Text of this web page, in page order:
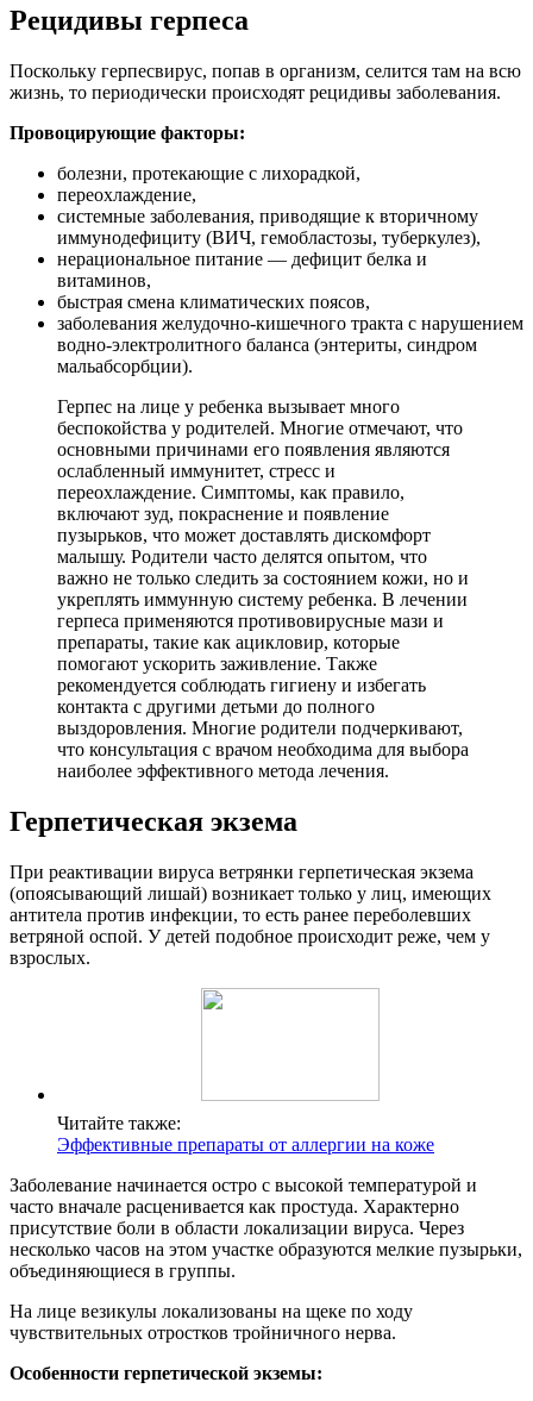
Рецидивы герпеса
Поскольку герпесвирус, попав в организм, селится там на всю
жизнь, то периодически происходят рецидивы заболевания.
Провоцирующие факторы:
болезни, протекающие с лихорадкой,
переохлаждение,
системные заболевания, приводящие к вторичному
иммунодефициту (ВИЧ, гемобластозы, туберкулез),
нерациональное питание — дефицит белка и
витаминов,
быстрая смена климатических поясов,
заболевания желудочно-кишечного тракта с нарушением
водно-электролитного баланса (энтериты, синдром
мальабсорбции).
Герпес на лице у ребенка вызывает много
беспокойства у родителей. Многие отмечают, что
основными причинами его появления являются
ослабленный иммунитет, стресс и
переохлаждение. Симптомы, как правило,
включают зуд, покраснение и появление
пузырьков, что может доставлять дискомфорт
малышу. Родители часто делятся опытом, что
важно не только следить за состоянием кожи, но и
укреплять иммунную систему ребенка. В лечении
герпеса применяются противовирусные мази и
препараты, такие как ацикловир, которые
помогают ускорить заживление. Также
рекомендуется соблюдать гигиену и избегать
контакта с другими детьми до полного
выздоровления. Многие родители подчеркивают,
что консультация с врачом необходима для выбора
наиболее эффективного метода лечения.
Герпетическая экзема
При реактивации вируса ветрянки герпетическая экзема
(опоясывающий лишай) возникает только у лиц, имеющих
антитела против инфекции, то есть ранее переболевших
ветряной оспой. У детей подобное происходит реже, чем у
взрослых.
Читайте также:
Эффективные препараты от аллергии на коже
Заболевание начинается остро с высокой температурой и
часто вначале расценивается как простуда. Характерно
присутствие боли в области локализации вируса. Через
несколько часов на этом участке образуются мелкие пузырьки,
объединяющиеся в группы.
На лице везикулы локализованы на щеке по ходу
чувствительных отростков тройничного нерва.
Особенности герпетической экземы: